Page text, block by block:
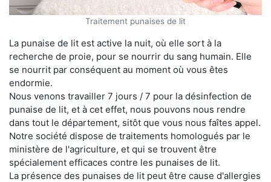
Traitement punaises de lit
La punaise de lit est active la nuit, où elle sort à la
recherche de proie, pour se nourrir du sang humain. Elle
se nourrit par conséquent au moment où vous êtes
endormie.
Nous venons travailler 7 jours / 7 pour la désinfection de
punaise de lit, et à cet effet, nous pouvons nous rendre
dans tout le département, sitôt que vous nous faîtes appel.
Notre société dispose de traitements homologués par le
ministère de l'agriculture, et qui se trouvent être
spécialement efficaces contre les punaises de lit.
La présence des punaises de lit peut être cause d'allergies